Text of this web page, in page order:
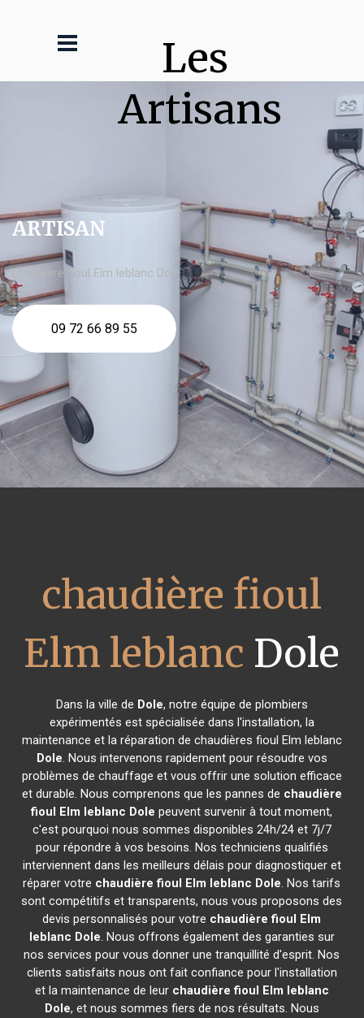
Les
Artisans
ARTISAN
chaudière fioul Elm leblanc Dole
09 72 66 89 55
chaudière fioul
Elm leblanc Dole
Dans la ville de Dole, notre équipe de plombiers
expérimentés est spécialisée dans l'installation, la
maintenance et la réparation de chaudières fioul Elm leblanc
Dole. Nous intervenons rapidement pour résoudre vos
problèmes de chauffage et vous offrir une solution efficace
et durable. Nous comprenons que les pannes de chaudière
fioul Elm leblanc Dole peuvent survenir à tout moment,
c'est pourquoi nous sommes disponibles 24h/24 et 7j/7
pour répondre à vos besoins. Nos techniciens qualifiés
interviennent dans les meilleurs délais pour diagnostiquer et
réparer votre chaudière fioul Elm leblanc Dole. Nos tarifs
sont compétitifs et transparents, nous vous proposons des
devis personnalisés pour votre chaudière fioul Elm
leblanc Dole. Nous offrons également des garanties sur
nos services pour vous donner une tranquillité d'esprit. Nos
clients satisfaits nous ont fait confiance pour l'installation
et la maintenance de leur chaudière fioul Elm leblanc
Dole, et nous sommes fiers de nos résultats. Nous